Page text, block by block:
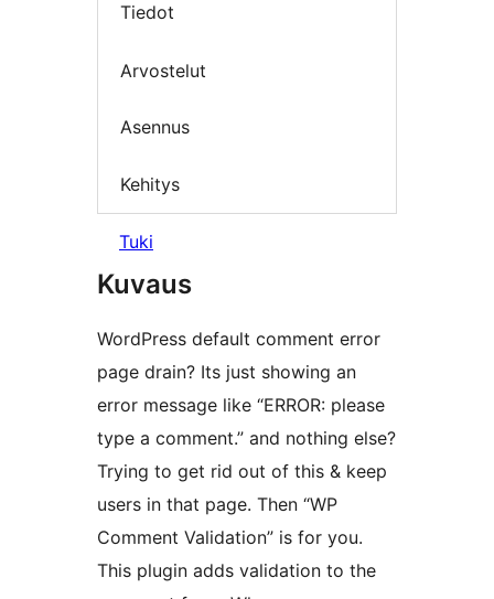
Tiedot
Arvostelut
Asennus
Kehitys
Tuki
Kuvaus
WordPress default comment error
page drain? Its just showing an
error message like “ERROR: please
type a comment.” and nothing else?
Trying to get rid out of this & keep
users in that page. Then “WP
Comment Validation” is for you.
This plugin adds validation to the